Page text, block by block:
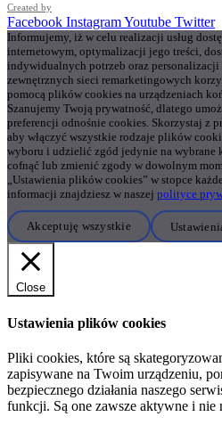
Created by
Facebook InstagramYoutube Twitter
Informujemy, iż w celu realizacji usług
internetowym, optymalizacji jego treści,
indywidualnych potrzeb oraz
zewnętrznych sieci remarketingowych
pomocą plików cookies na urządzeniach
Szanujemy Twoją prywatność, dlatego
preferencji odnośnie cookies. Skorzystaj z
aby włączyć wszystkie rodzaje plików
wyboru i udzielić zgód jedynie na wybrane
cofnąć lub zmienić zgody w dowolnym
„Ustawienia plików cookies” w stopce
informacji znajdziesz w naszej polityce
Akceptuję wszystkie
Close
Ustawienia plików cookies
Pliki cookies, które są
zapisywane na Twoim urządzeniu,
bezpiecznego działania naszego
funkcji. Są one zawsze aktywne i nie